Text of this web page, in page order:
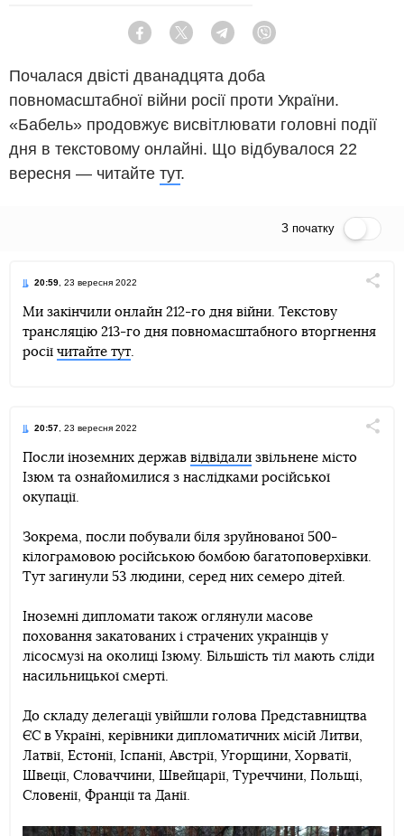
Facebook Twitter Telegram
Почалася двісті дванадцята доба
повномасштабної війни росії проти України.
«Бабель» продовжує висвітлювати головні події
дня в текстовому онлайні. Що відбувалося 22
вересня — читайте тут.
З початку
20:59 , 23 вересня 2022
TelegramFacebookTwitter
Ми закінчили онлайн 212-го дня війни. Текстову
трансляцію 213-го дня повномасштабного вторгнення
росії читайте тут
20:57 , 23 вересня 2022
TelegramFacebookTwitter
Посли іноземних держав відвідали звільнене місто
Ізюм та ознайомилися з наслідками російської
окупації.
Зокрема, посли побували біля зруйнованої 500-
кілограмовою російською бомбою багатоповерхівки.
Тут загинули 53 людини, серед них семеро дітей.
Іноземні дипломати також оглянули масове
поховання закатованих і страчених українців у
лісосмузі на околиці Ізюму. Більшість тіл мають сліди
насильницької смерті.
До складу делегації увійшли голова Представництва
ЄС в Україні, керівники дипломатичних місій Литви,
Латвії, Естонії, Іспанії, Австрії, Угорщини, Хорватії,
Швеції, Словаччини, Швейцарії, Туреччини, Польщі,
Словенії, Франції та Данії.